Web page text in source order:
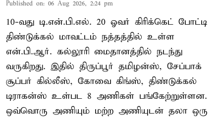
Published on: 06 Aug 2026, 2:24 pm
10-வது டி.என்.பி.எல். 20 ஓவர் கிரிக்கெட் போட்டி
திண்டுக்கல் மாவட்டம் நத்தத்தில் உள்ள
என்.பி.ஆர். கல்லூரி மைதானத்தில் நடந்து
வருகிறது. இதில் திருப்பூர் தமிழன்ஸ், சேப்பாக்
சூப்பர் கில்லீஸ், கோவை கிங்ஸ், திண்டுக்கல்
டிராகன்ஸ் உள்பட 8 அணிகள் பங்கேற்றுள்ளன.
ஒவ்வொரு அணியும் மற்ற அணியுடன் தலா ஒரு